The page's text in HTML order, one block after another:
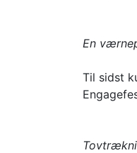
En
Til sidst